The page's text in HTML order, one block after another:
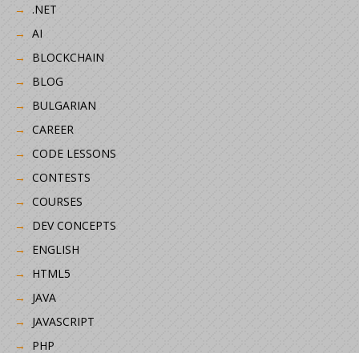
.NET
AI
BLOCKCHAIN
BLOG
BULGARIAN
CAREER
CODE LESSONS
CONTESTS
COURSES
DEV CONCEPTS
ENGLISH
HTML5
JAVA
JAVASCRIPT
PHP